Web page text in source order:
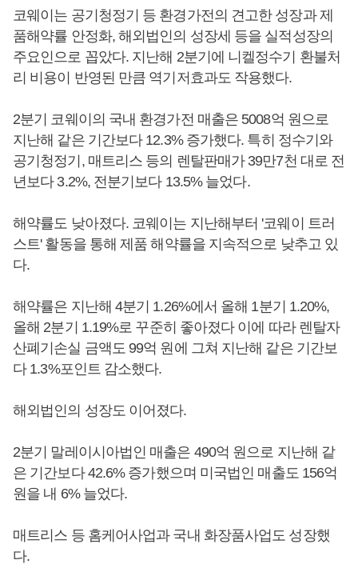
코웨이는 공기청정기 등 환경가전의 견고한 성장과 제
품해약률 안정화, 해외법인의 성장세 등을 실적성장의
주요인으로 꼽았다. 지난해 2분기에 니켈정수기 환불처
리 비용이 반영된 만큼 역기저효과도 작용했다.
2분기 코웨이의 국내 환경가전 매출은 5008억 원으로
지난해 같은 기간보다 12.3% 증가했다. 특히 정수기와
공기청정기, 매트리스 등의 렌탈판매가 39만7천 대로 전
년보다 3.2%, 전분기보다 13.5% 늘었다.
해약률도 낮아졌다. 코웨이는 지난해부터 '코웨이 트러
스트' 활동을 통해 제품 해약률을 지속적으로 낮추고 있
다.
해약률은 지난해 4분기 1.26%에서 올해 1분기 1.20%,
올해 2분기 1.19%로 꾸준히 좋아졌다 이에 따라 렌탈자
산폐기손실 금액도 99억 원에 그쳐 지난해 같은 기간보
다 1.3%포인트 감소했다.
해외법인의 성장도 이어졌다.
2분기 말레이시아법인 매출은 490억 원으로 지난해 같
은 기간보다 42.6% 증가했으며 미국법인 매출도 156억
원을 내 6% 늘었다.
매트리스 등 홈케어사업과 국내 화장품사업도 성장했
다.